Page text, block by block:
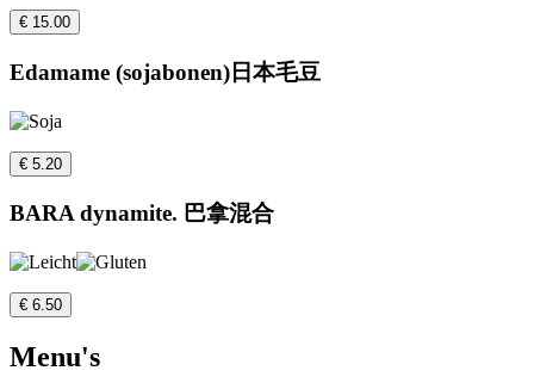
€ 15.00
Edamame (sojabonen)日本毛豆
€ 5.20
BARA dynamite. 巴拿混合
€ 6.50
Menu's